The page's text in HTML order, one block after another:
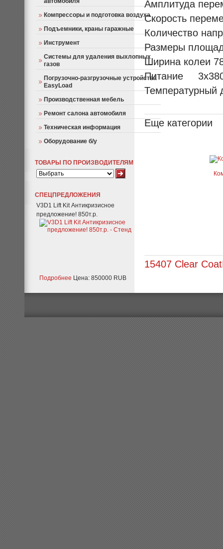
Компрессоры и подготовка воздуха
Подъемники, краны гаражные
Инструмент
Системы для удаления выхлопных
газов
Погрузочно-разгрузочные устройства
EasyLoad
Производственная мебель
Ремонт салона автомобиля
Техническая информация
Оборудование б/у
ТОВАРЫ ПО ПРОИЗВОДИТЕЛЯМ
СПЕЦПРЕДЛОЖЕНИЯ
V3D1 Lift Kit Антикризисное
предложение! 850т.р.
Подробнее Цена: 850000 RUB
Амплитуда
Скорость
Количество
Размеры
Ширина колеи
Питание
Еще категории
15407 Clear Coat